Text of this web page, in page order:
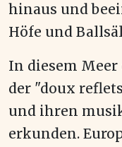
hinaus und
Höfe und
In diesem
der "doux
und ihren
erkunden.